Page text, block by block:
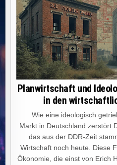
Planwirtschaft und
in den
Wie eine ideologisch
Markt in Deutschland zerstört
das aus der DDR-Zeit
Wirtschaft noch heute. Diese
Ökonomie, die einst von Erich